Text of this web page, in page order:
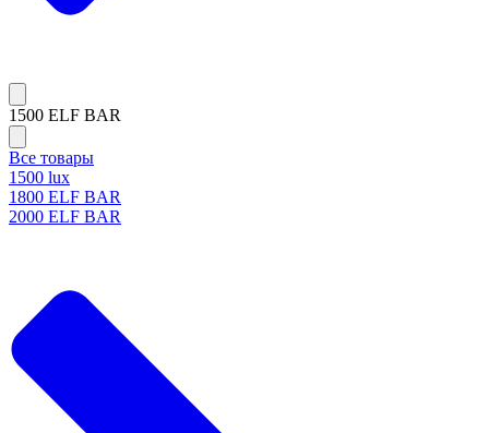
1500 ELF BAR
Все товары
1500 lux
1800 ELF BAR
2000 ELF BAR